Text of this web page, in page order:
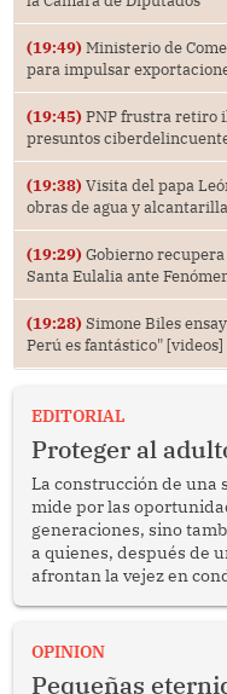
(19:49) Ministerio de
para impulsar
(19:45) PNP frustra retiro
presuntos
(19:38) Visita del papa
obras de agua y
(19:29) Gobierno
Santa Eulalia ante
(19:28) Simone Biles
Perú es fantástico" [videos]
EDITORIAL
Proteger al
La construcción de una
mide por las
generaciones, sino
a quienes, después de
afrontan la vejez en
bimestrales el subsidio
OPINION
Pequeñas